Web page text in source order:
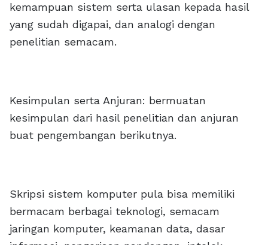
kemampuan sistem serta ulasan kepada hasil
yang sudah digapai, dan analogi dengan
penelitian semacam.
Kesimpulan serta Anjuran: bermuatan
kesimpulan dari hasil penelitian dan anjuran
buat pengembangan berikutnya.
Skripsi sistem komputer pula bisa memiliki
bermacam berbagai teknologi, semacam
jaringan komputer, keamanan data, dasar